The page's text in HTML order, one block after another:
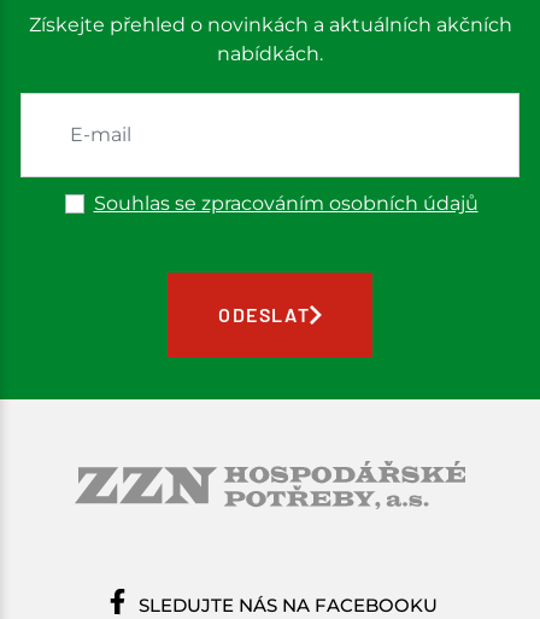
Získejte přehled o novinkách a aktuálních akčních
nabídkách.
Souhlas se zpracováním osobních údajů
ODESLAT
SLEDUJTE NÁS NA FACEBOOKU